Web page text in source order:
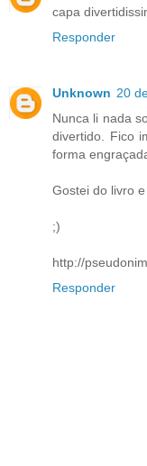
capa
Responder
Unknown 20
Nunca li nada
divertido. Fico
forma
Gostei do livro
;)
http://
Responder